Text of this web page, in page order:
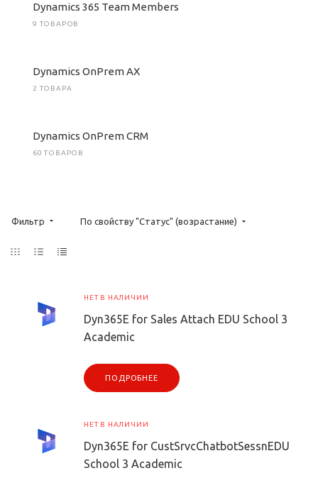
Dynamics 365 Team Members
9 ТОВАРОВ
Dynamics OnPrem AX
2 ТОВАРА
Dynamics OnPrem CRM
60 ТОВАРОВ
Фильтр По свойству "Статус" (возрастание)
НЕТ В НАЛИЧИИ
Dyn365E for Sales Attach EDU School 3
Academic
ПОДРОБНЕЕ
НЕТ В НАЛИЧИИ
Dyn365E for CustSrvcChatbotSessnEDU
School 3 Academic